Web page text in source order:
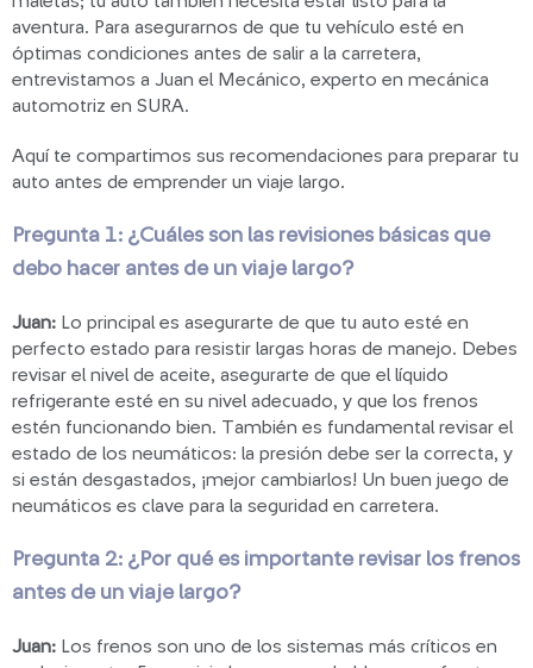
aventura. Para asegurarnos de que tu vehículo esté en
óptimas condiciones antes de salir a la carretera,
entrevistamos a Juan el Mecánico, experto en mecánica
automotriz en SURA.
Aquí te compartimos sus recomendaciones para preparar tu
auto antes de emprender un viaje largo.
Pregunta 1: ¿Cuáles son las revisiones básicas que
debo hacer antes de un viaje largo?
Juan: Lo principal es asegurarte de que tu auto esté en
perfecto estado para resistir largas horas de manejo. Debes
revisar el nivel de aceite, asegurarte de que el líquido
refrigerante esté en su nivel adecuado, y que los frenos
estén funcionando bien. También es fundamental revisar el
estado de los neumáticos: la presión debe ser la correcta, y
si están desgastados, ¡mejor cambiarlos! Un buen juego de
neumáticos es clave para la seguridad en carretera.
Pregunta 2: ¿Por qué es importante revisar los frenos
antes de un viaje largo?
Juan: Los frenos son uno de los sistemas más críticos en